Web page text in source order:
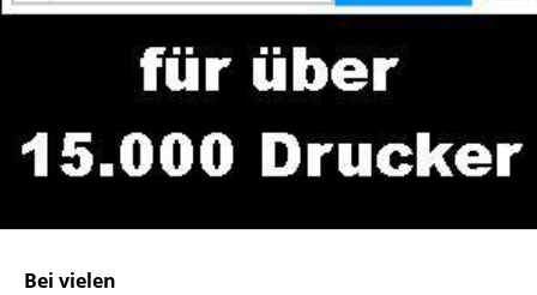
Bei vielen